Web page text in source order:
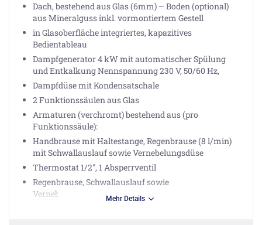
Dach, bestehend aus Glas (6mm) – Boden (optional)
aus Mineralguss inkl. vormontiertem Gestell
in Glasoberfläche integriertes, kapazitives
Bedientableau
Dampfgenerator 4 kW mit automatischer Spülung
und Entkalkung Nennspannung 230 V, 50/60 Hz,
Dampfdüse mit Kondensatschale
2 Funktionssäulen aus Glas
Armaturen (verchromt) bestehend aus (pro
Funktionssäule):
Handbrause mit Haltestange, Regenbrause (8 l/min)
mit Schwallauslauf sowie Vernebelungsdüse
Thermostat 1/2", 1 Absperrventil
Regenbrause, Schwallauslauf sowie
Vernebelungsdüse elektronisch bedienbar
Mehr Details